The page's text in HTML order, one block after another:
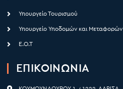
Υπουργείο Τουρισμού
Υπουργείο Υποδομών και Μεταφορών
Ε.Ο.Τ
ΕΠΙΚΟΙΝΩΝΙΑ